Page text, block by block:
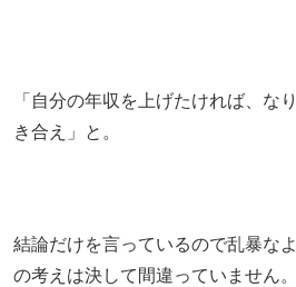
「自分の年収を上げたければ、な
き合え」と。
結論だけを言っているので乱暴な
の考えは決して間違っていません。